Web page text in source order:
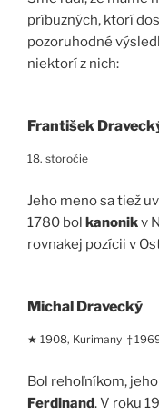
príbuzných, ktorí
pozoruhodné
niektorí z nich:
František
18. storočie
Jeho meno sa tiež
1780 bol kanonikv
rovnakej pozícii v
Michal Dravecký
★ 1908, Kurimany †
Bol rehoľníkom,
Ferdinand. V roku